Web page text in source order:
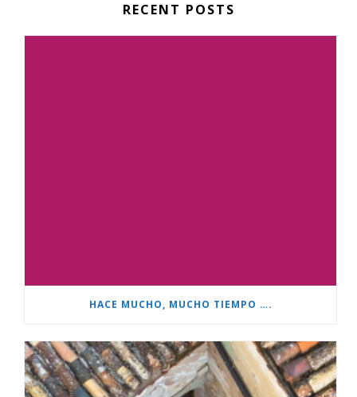
RECENT POSTS
HACE MUCHO, MUCHO TIEMPO ….